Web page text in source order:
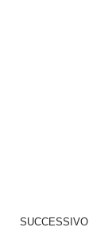
SUCCESSIVO